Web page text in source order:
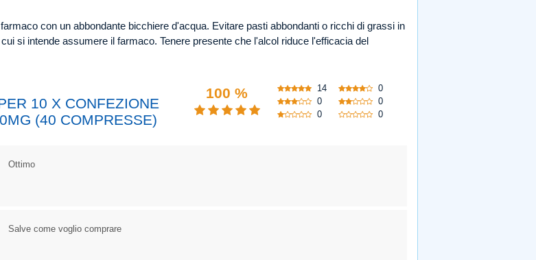
con un abbondante bicchiere d'acqua. Evitare pasti abbondanti o ricchi di grassi in
si intende assumere il farmaco. Tenere presente che l'alcol riduce l'efficacia del
10 X CONFEZIONE
(40 COMPRESSE)
100 % 14
0
0
0
0
0
Ottimo
Salve come voglio comprare